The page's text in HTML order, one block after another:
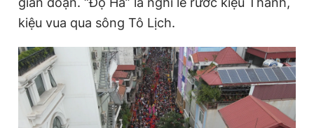
Phó tổng biên tập thường trực: Hải Thành
Phó tổng biên tập: Lâm Hiếu Dũng
Tổng thư ký tòa soạn: Đức Trung
Giấy phép xuất bản số 110/GP - BTTTT cấp ngày 24.3.2020
© 2003-2026 Bản quyền thuộc về Báo Thanh Niên. Cấm sao
chép dưới mọi hình thức nếu không có sự chấp thuận bằng văn
bản. Phát triển bởi ePi Technologies, JSC.
kiệu vua qua sông Tô Lịch.